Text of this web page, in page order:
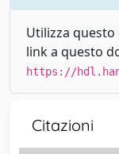
Utilizza
link a questo
https://
Citazioni